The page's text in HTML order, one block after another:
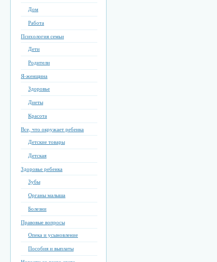
Дом
Работа
Психология семьи
Дети
Родители
Я-женщина
Здоровье
Диеты
Красота
Все, что окружает ребенка
Детские товары
Детская
Здоровье ребенка
Зубы
Органы малыша
Болезни
Правовые вопросы
Опека и усыновление
Пособия и выплаты